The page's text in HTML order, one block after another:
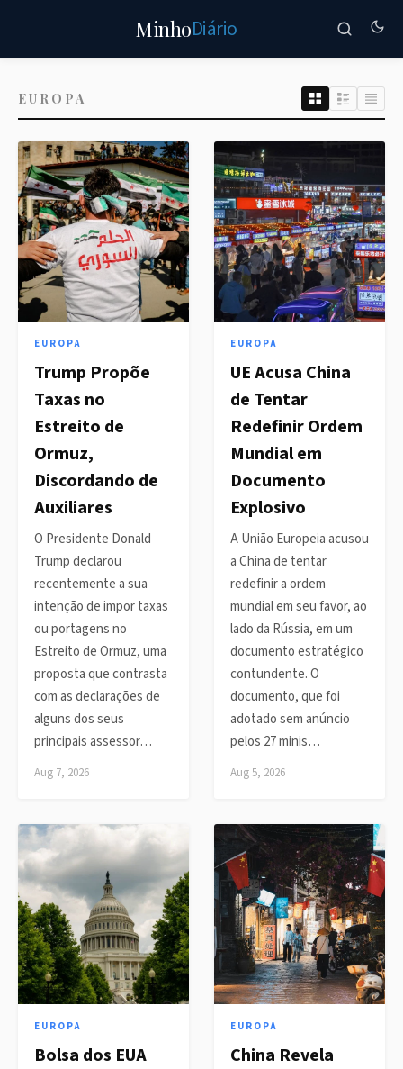
MinhoDiário
EUROPA
EUROPA
Trump Propõe
Taxas no
Estreito de
Ormuz,
Discordando de
Auxiliares
O Presidente Donald
Trump declarou
recentemente a sua
intenção de impor taxas
ou portagens no
Estreito de Ormuz, uma
proposta que contrasta
com as declarações de
alguns dos seus
principais assessor…
Aug 7, 2026
EUROPA
UE Acusa China
de Tentar
Redefinir Ordem
Mundial em
Documento
Explosivo
A União Europeia acusou
a China de tentar
redefinir a ordem
mundial em seu favor, ao
lado da Rússia, em um
documento estratégico
contundente. O
documento, que foi
adotado sem anúncio
pelos 27 minis…
Aug 5, 2026
EUROPA
Bolsa dos EUA
EUROPA
China Revela